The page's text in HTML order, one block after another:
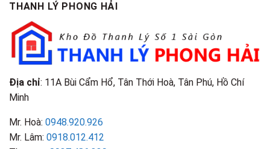
THANH LÝ PHONG HẢI
Địa chỉ: 11A Bùi Cẩm Hổ, Tân Thới Hoà, Tân Phú, Hồ Chí
Minh
Mr. Hoà: 0948.920.926
Mr. Lâm: 0918.012.412